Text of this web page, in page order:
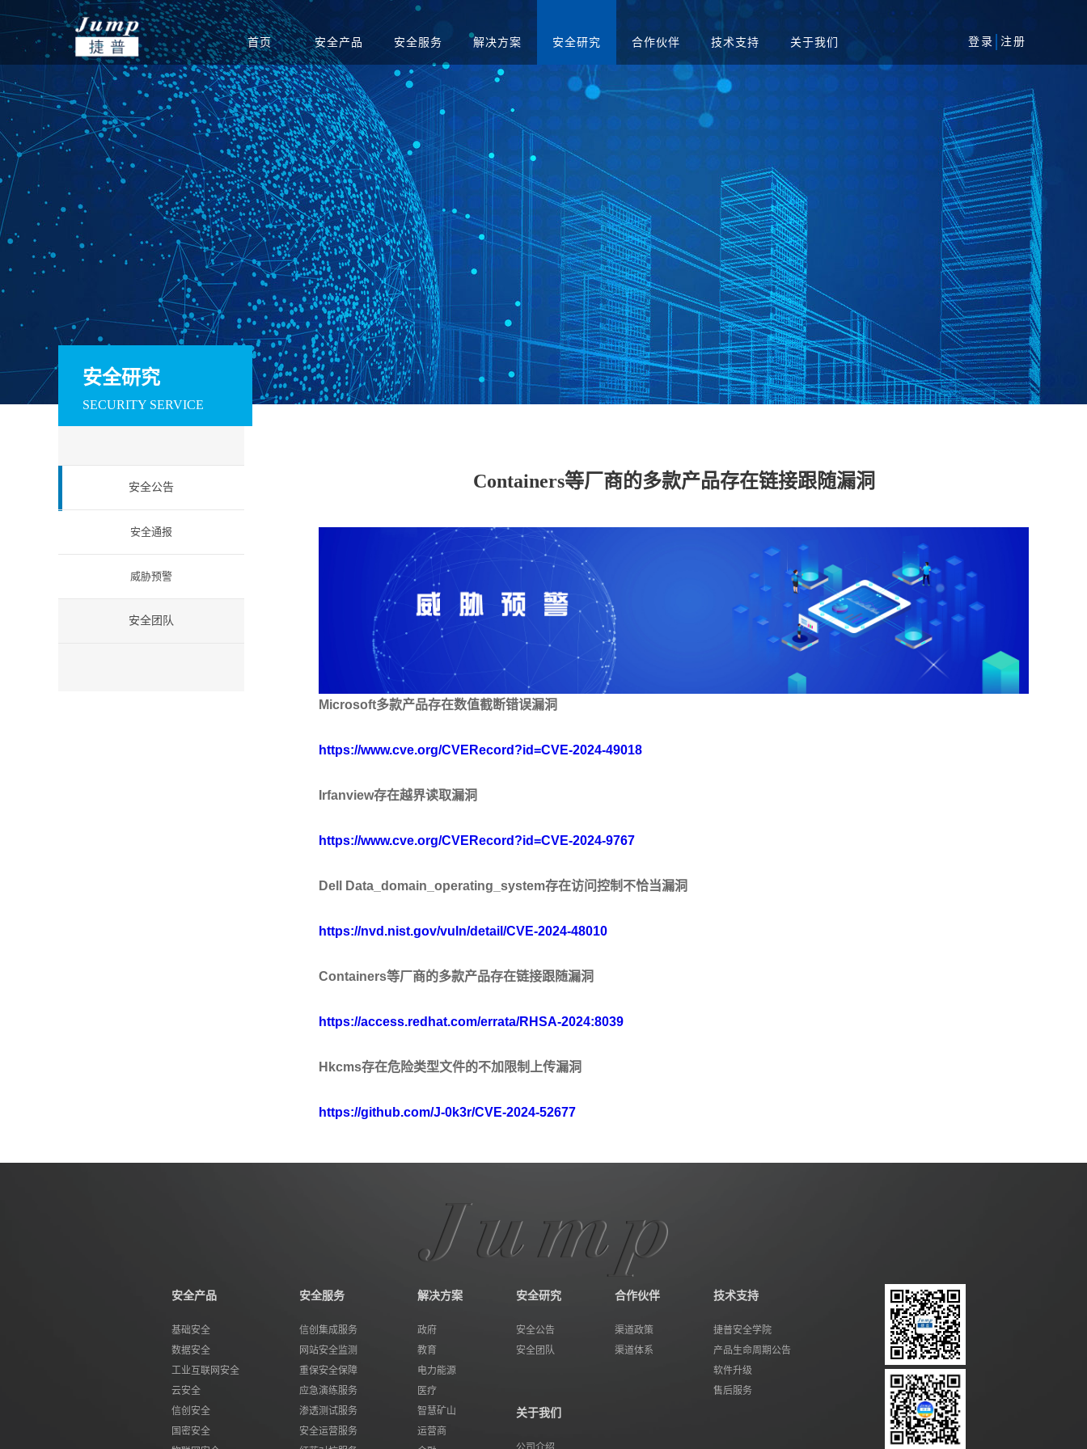
登录 注册
首页 安全产品
基础安全
运营安全
安全态势分析与协同
指挥平台
安全态势分析与管理
平台
信息安全集中管理系
统
日志审计平台 配置核查系统 资产攻击面管理平台
边界安全
防火墙 SD-WAN 双向/单向/视频网闸 入侵防御系统 病毒威胁防护系统 抗拒绝服务系统
安全检测
入侵检测系统 高级威胁监测系统 病毒威胁预警系统 信息审计
应用安全
上网行为审计系统 应用交付系统 WEB应用防火墙 网页防篡改 服务器群组防护系统 WEB漏扫系统 蜜罐系统
终端威胁防御（防病
毒）系统
网络安全准入系统 主机监控与审计系统
电子文档打印与刻录
存储介质消除系统
安全教育
训系统
网络空间安全对抗竞
网络空间安全综合靶
场系统
数据安全
安全运维管理系统
数据库审计与风险
工业互联网安全
工控主机安全卫士 工控安全评估系统
工控安全运维管理
工控日志收集与分
云 IPS/IDS 云日志审计 云数据库审计 云杀毒 云漏扫
IDS（信创版）
WEB应用防火墙系
安全运维管理系统
（信创版）
数据库审计系统
网络综合审计系统
网络脆弱性评估系
统（信创版）
主机监控与审计系
统（信创版）
打印刻录安全监控
与审计系统（信创
版）
服务器审计系统
（信创版）
存储介质消除系统
签名验签服务器
物联网视频综合安
安全服务
信创集成服务 网站安全监测 重保安全保障 应急演练服务 渗透测试服务 安全运营服务 红蓝对抗服务
驻场运维服务 定期巡检服务 等级保护服务 合规咨询服务 安全培训服务
解决方案
政府 教育 电力能源 医疗 智慧矿山 运营商 金融
安全研究
安全公告
安全通报
威胁预警
安全团队
合作伙伴
渠道政策 渠道体系
技术支持
捷普安全学院 产品生命周期公告 软件升级 售后服务
关于我们
公司介绍
创新团队
创新实力
新闻中心
公司新闻
签约新闻
联系我们
集团总部
分支机构
人才招聘
社会招聘
校园招聘
安全研究
SECURITY SERVICE
安全公告
安全通报
威胁预警
安全团队
Containers等厂商的多款产品存在链接跟随漏洞
Microsoft多款产品存在数值截断错误漏洞
https://www.cve.org/CVERecord?id=CVE-2024-49018
Irfanview存在越界读取漏洞
https://www.cve.org/CVERecord?id=CVE-2024-9767
Dell Data_domain_operating_system存在访问控制不恰当漏洞
https://nvd.nist.gov/vuln/detail/CVE-2024-48010
Containers等厂商的多款产品存在链接跟随漏洞
https://access.redhat.com/errata/RHSA-2024:8039
Hkcms存在危险类型文件的不加限制上传漏洞
https://github.com/J-0k3r/CVE-2024-52677
安全产品
基础安全
数据安全
工业互联网安全
云安全
信创安全
国密安全
安全服务
信创集成服务
网站安全监测
重保安全保障
应急演练服务
渗透测试服务
安全运营服务
解决方案
政府
教育
电力能源
医疗
智慧矿山
运营商
安全研究
安全公告
安全团队
合作伙伴
渠道政策
渠道体系
技术支持
捷普安全学院
产品生命周期公告
软件升级
售后服务
关于我们